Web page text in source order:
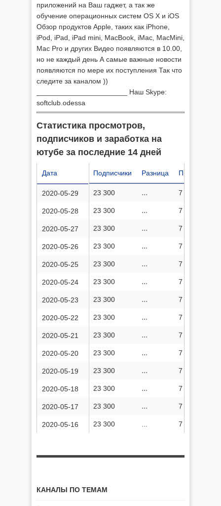
приложений на Ваш гаджет, а так же
обучение операционных систем OS X и iOS
Обзор продуктов Apple, таких как iPhone,
iPod, iPad, iPad mini, MacBook, iMac, MacMini,
Mac Pro и других Видео появляются в 10.00,
но не каждый день А самые важные новости
появляются по мере их поступления Так что
следите за каналом ))
_______________________ Наш Skype:
softclub.odessa
Статистика просмотров,
подписчиков и заработка на
ютубе за последние 14 дней
Подписчики Разница Просмотров
23 300 ... 7 324 219
23 300 ... 7 323 285
23 300 ... 7 322 500
23 300 ... 7 321 699
23 300 ... 7 320 811
23 300 ... 7 319 911
23 300 ... 7 319 111
23 300 ... 7 318 227
23 300 ... 7 317 268
23 300 ... 7 316 449
23 300 ... 7 315 586
23 300 ... 7 314 669
23 300 ... 7 313 830
23 300 7 312 954
Дата
2020-05-29
2020-05-28
2020-05-27
2020-05-26
2020-05-25
2020-05-24
2020-05-23
2020-05-22
2020-05-21
2020-05-20
2020-05-19
2020-05-18
2020-05-17
2020-05-16
КАНАЛЫ ПО ТЕМАМ